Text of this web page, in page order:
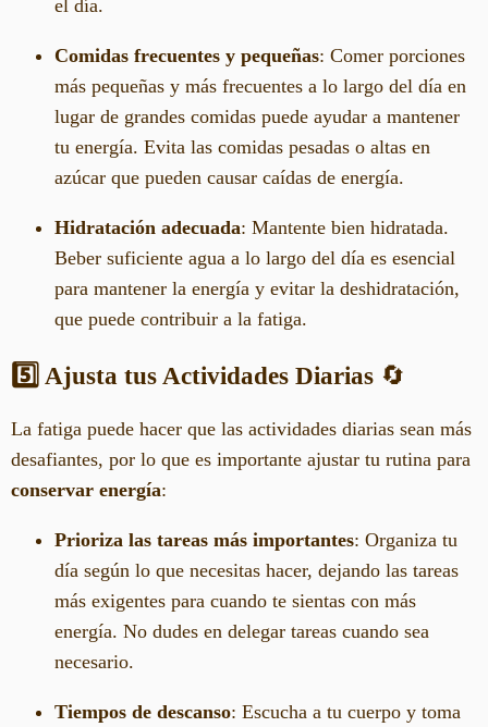
el día.
Comidas frecuentes y pequeñas: Comer porciones
más pequeñas y más frecuentes a lo largo del día en
lugar de grandes comidas puede ayudar a mantener
tu energía. Evita las comidas pesadas o altas en
azúcar que pueden causar caídas de energía.
Hidratación adecuada: Mantente bien hidratada.
Beber suficiente agua a lo largo del día es esencial
para mantener la energía y evitar la deshidratación,
que puede contribuir a la fatiga.
5️⃣ Ajusta tus Actividades Diarias 🔄
La fatiga puede hacer que las actividades diarias sean más
desafiantes, por lo que es importante ajustar tu rutina para
conservar energía:
Prioriza las tareas más importantes: Organiza tu
día según lo que necesitas hacer, dejando las tareas
más exigentes para cuando te sientas con más
energía. No dudes en delegar tareas cuando sea
necesario.
Tiempos de descanso: Escucha a tu cuerpo y toma